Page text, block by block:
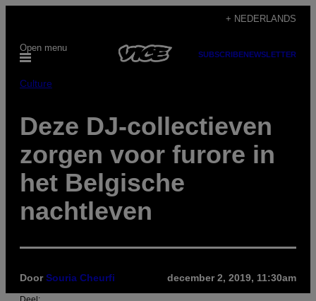
de
inhoud
+ NEDERLANDS
Open menu
SUBSCRIBENEWSLETTER
Culture
Deze DJ-collectieven
zorgen voor furore in
het Belgische
nachtleven
DoorSouria Cheurfi december 2, 2019, 11:30am